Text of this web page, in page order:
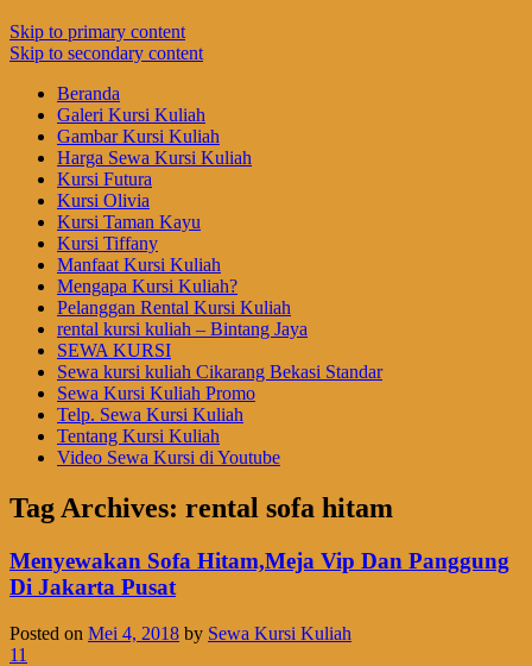
Skip to primary content
Skip to secondary content
Beranda
Galeri Kursi Kuliah
Gambar Kursi Kuliah
Harga Sewa Kursi Kuliah
Kursi Futura
Kursi Olivia
Kursi Taman Kayu
Kursi Tiffany
Manfaat Kursi Kuliah
Mengapa Kursi Kuliah?
Pelanggan Rental Kursi Kuliah
rental kursi kuliah – Bintang Jaya
SEWA KURSI
Sewa kursi kuliah Cikarang Bekasi Standar
Sewa Kursi Kuliah Promo
Telp. Sewa Kursi Kuliah
Tentang Kursi Kuliah
Video Sewa Kursi di Youtube
Tag Archives: rental sofa hitam
Menyewakan Sofa Hitam,Meja Vip Dan Panggung
Di Jakarta Pusat
Posted on Mei 4, 2018 by Sewa Kursi Kuliah
11